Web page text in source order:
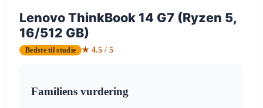
Lenovo ThinkBook 14 G7 (Ryzen 5,
16/512 GB)
Bedste til studie ★ 4.5 / 5
Familiens vurdering